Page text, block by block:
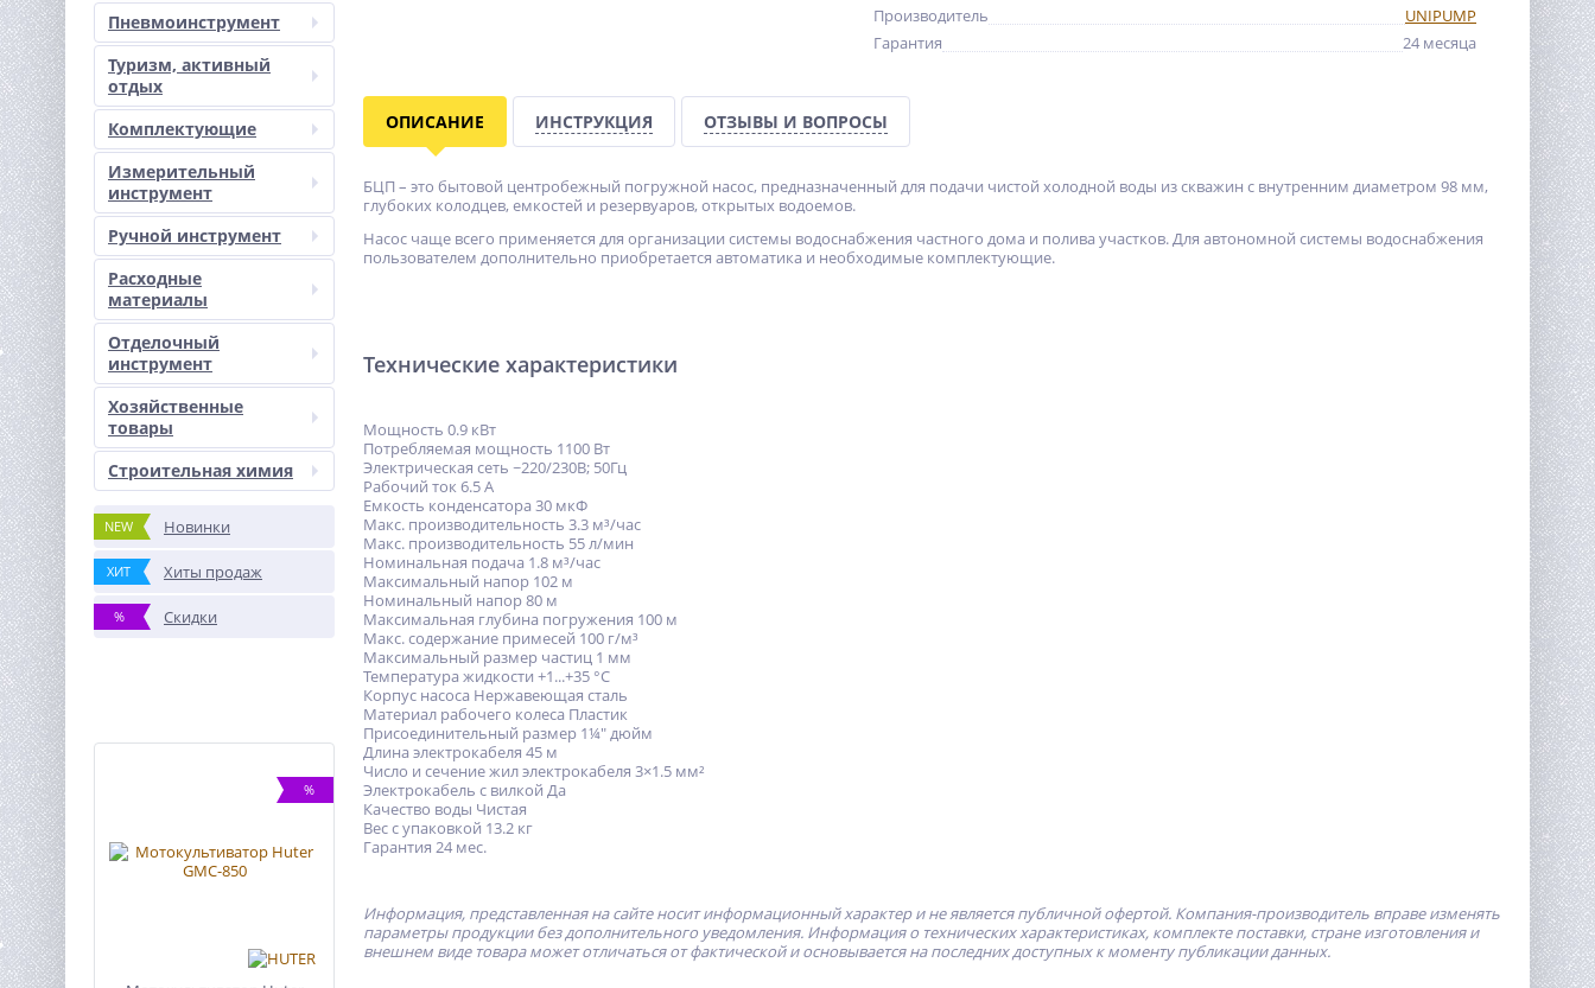
Пневмоинструмент
Туризм, активный
отдых
Комплектующие
Измерительный
инструмент
Ручной инструмент
Расходные
материалы
Отделочный
инструмент
Хозяйственные
товары
Строительная химия
NEW Новинки
ХИТ Хиты продаж
% Скидки
%
Производитель
UNIPUMP
Гарантия
24 месяца
ОПИСАНИЕ ИНСТРУКЦИЯ ОТЗЫВЫ И ВОПРОСЫ
БЦП – это бытовой центробежный погружной насос, предназначенный для подачи чистой холодной воды из скважин с внутренним диаметром 98 мм,
глубоких колодцев, емкостей и резервуаров, открытых водоемов.
Насос чаще всего применяется для организации системы водоснабжения частного дома и полива участков. Для автономной системы водоснабжения
пользователем дополнительно приобретается автоматика и необходимые комплектующие.
Технические характеристики
Мощность 0.9 кВт
Потребляемая мощность 1100 Вт
Электрическая сеть ~220/230В; 50Гц
Рабочий ток 6.5 А
Емкость конденсатора 30 мкФ
Макс. производительность 3.3 м³/час
Макc. производительность 55 л/мин
Номинальная подача 1.8 м³/час
Максимальный напор 102 м
Номинальный напор 80 м
Максимальная глубина погружения 100 м
Макс. содержание примесей 100 г/м³
Максимальный размер частиц 1 мм
Температура жидкости +1...+35 °С
Корпус насоса Нержавеющая сталь
Материал рабочего колеса Пластик
Присоединительный размер 1¼" дюйм
Длина электрокабеля 45 м
Число и сечение жил электрокабеля 3×1.5 мм²
Электрокабель с вилкой Да
Качество воды Чистая
Вес с упаковкой 13.2 кг
Гарантия 24 мес.
Информация, представленная на сайте носит информационный характер и не является публичной офертой. Компания-производитель вправе изменять
параметры продукции без дополнительного уведомления. Информация о технических характеристиках, комплекте поставки, стране изготовления и
внешнем виде товара может отличаться от фактической и основывается на последних доступных к моменту публикации данных.